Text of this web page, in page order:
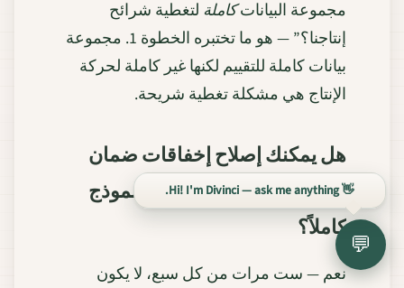
مجموعة البياناتكاملة لتغطية شرائح
إنتاجنا؟” — هو ما تختبره الخطوة 1. مجموعة
بيانات كاملة للتقييم لكنها غير كاملة لحركة
الإنتاج هي مشكلة تغطية شريحة.
هل يمكنك إصلاح إخفاقات ضمان
الجودة دون إعادة تدريب النموذج
كاملاً؟
نعم — ست مرات من كل سبع، لا يكون
💬
👋 Hi! I'm Divinci — ask me anything.